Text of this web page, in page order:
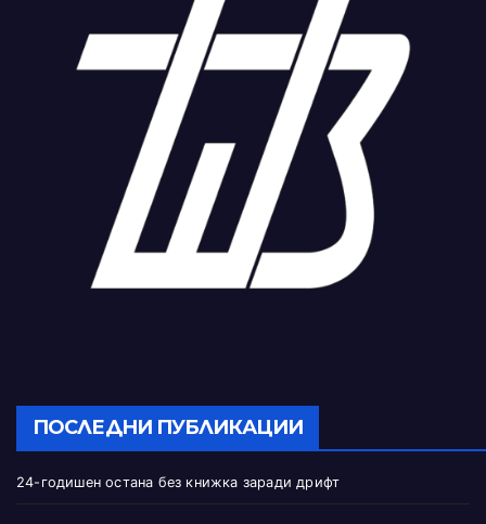
ПОСЛЕДНИ ПУБЛИКАЦИИ
24-годишен остана без книжка заради дрифт